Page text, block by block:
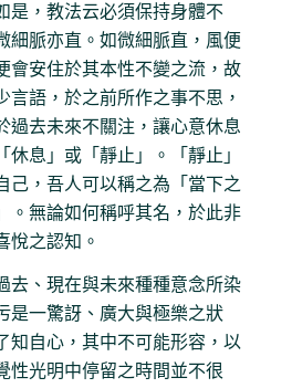
是，教法云必須保持身體不
細脈亦直。如微細脈直，風便
會安住於其本性不變之流，故
言語，於之前所作之事不思，
過去未來不關注，讓心意休息
息」或「靜止」。「靜止」
己，吾人可以稱之為「當下之
。無論如何稱呼其名，於此非
悅之認知。
去、現在與未來種種意念所染
是一驚訝、廣大與極樂之狀
知自心，其中不可能形容，以
性光明中停留之時間並不很